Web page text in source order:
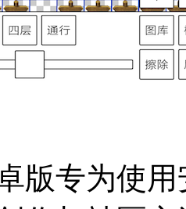
版专为使